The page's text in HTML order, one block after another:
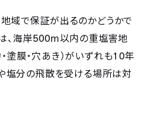
域で保証が出るのかどうかで
、海岸500m以内の重塩害地
塗膜・穴あき）がいずれも10年
塩分の飛散を受ける場所は対